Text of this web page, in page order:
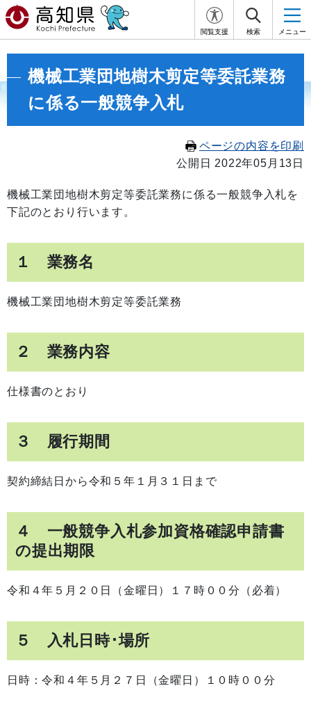
閲覧支援 検索 メニュー
機械工業団地樹木剪定等委託業務
に係る一般競争入札
ページの内容を印刷
公開日 2022年05月13日
機械工業団地樹木剪定等委託業務に係る一般競争入札を
下記のとおり行います。
１ 業務名
機械工業団地樹木剪定等委託業務
２ 業務内容
仕様書のとおり
３ 履行期間
契約締結日から令和５年１月３１日まで
４ 一般競争入札参加資格確認申請書
の提出期限
令和４年５月２０日（金曜日）１７時００分（必着）
５ 入札日時･場所
日時：令和４年５月２７日（金曜日）１０時００分